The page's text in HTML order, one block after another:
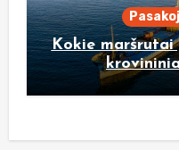
Kokie maršrutai